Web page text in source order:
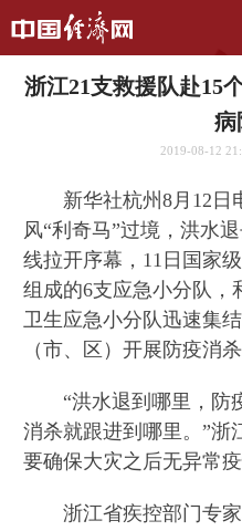
浙江21支救援队赴15
病
2019-08-12
新华社杭州8月12日
风“利奇马”过境，洪水
线拉开序幕，11日国家
组成的6支应急小分队，
卫生应急小分队迅速集
（市、区）开展防疫消杀
“洪水退到哪里，防
消杀就跟进到哪里。”浙
要确保大灾之后无异常疫
浙江省疾控部门专家